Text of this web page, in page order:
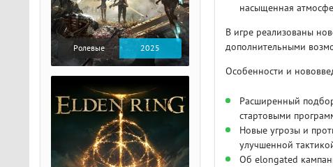
насыщенная
В игре реализованы
дополнительными
Особенности и
Расширенный
стартовыми
Новые угрозы и
улучшенной
Об elongated
Ролевые 2025